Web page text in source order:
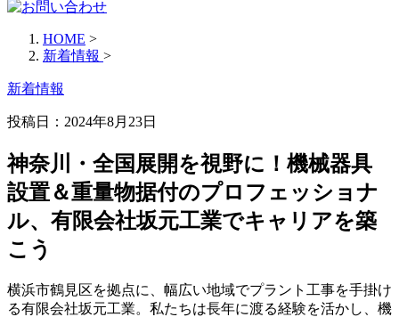
HOME >
新着情報 >
新着情報
投稿日： 2024年8月23日
神奈川・全国展開を視野に！機械器具
設置＆重量物据付のプロフェッショナ
ル、有限会社坂元工業でキャリアを築
こう
横浜市鶴見区を拠点に、幅広い地域でプラント工事を手掛け
る有限会社坂元工業。私たちは長年に渡る経験を活かし、機